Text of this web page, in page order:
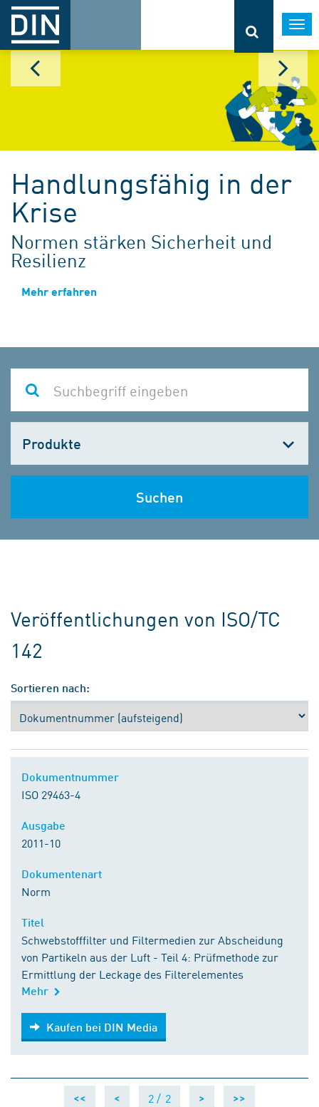
Handlungsfähig in der
Krise
Normen stärken Sicherheit und
Resilienz
Mehr erfahren
wählen
Suchen
Veröffentlichungen von ISO/TC
142
Sortieren nach:
ISO 29463-4
2011-10
Norm
Schwebstofffilter und Filtermedien zur Abscheidung
von Partikeln aus der Luft - Teil 4: Prüfmethode zur
Ermittlung der Leckage des Filterelementes
Mehr
Kaufen bei DIN Media
Kaufen bei DIN Media
<< < 2 / 2 > >>